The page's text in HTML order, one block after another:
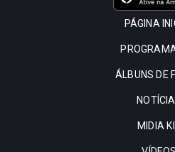
PÁGINA
ÁLBUNS DE
MIDIA